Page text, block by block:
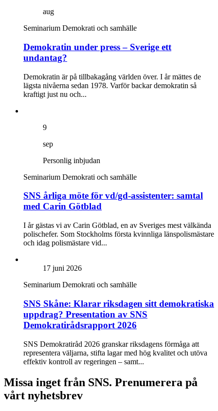
aug
Seminarium Demokrati och samhälle
Demokratin under press – Sverige ett
undantag?
Demokratin är på tillbakagång världen över. I år mättes de
lägsta nivåerna sedan 1978. Varför backar demokratin så
kraftigt just nu och...
9
sep
Personlig inbjudan
Seminarium Demokrati och samhälle
SNS årliga möte för vd/gd-assistenter: samtal
med Carin Götblad
I år gästas vi av Carin Götblad, en av Sveriges mest välkända
polischefer. Som Stockholms första kvinnliga länspolismästare
och idag polismästare vid...
17 juni 2026
Seminarium Demokrati och samhälle
SNS Skåne: Klarar riksdagen sitt demokratiska
uppdrag? Presentation av SNS
Demokratirådsrapport 2026
SNS Demokratiråd 2026 granskar riksdagens förmåga att
representera väljarna, stifta lagar med hög kvalitet och utöva
effektiv kontroll av regeringen – samt...
Missa inget från SNS. Prenumerera på
vårt nyhetsbrev